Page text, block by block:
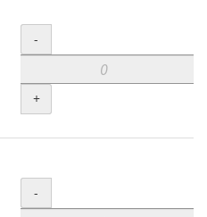
Menge
-
+
Menge
-